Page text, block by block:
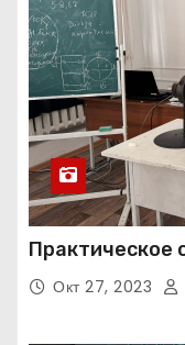
Практическое
Окт 27, 2023